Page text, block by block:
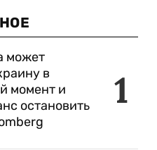
1
может
в
момент и
остановить